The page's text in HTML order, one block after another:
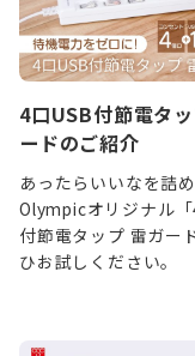
4口USB付節電タ
ードのご紹介
あったらいいなを詰
Olympicオリジナル
付節電タップ 雷ガー
ひお試しください。